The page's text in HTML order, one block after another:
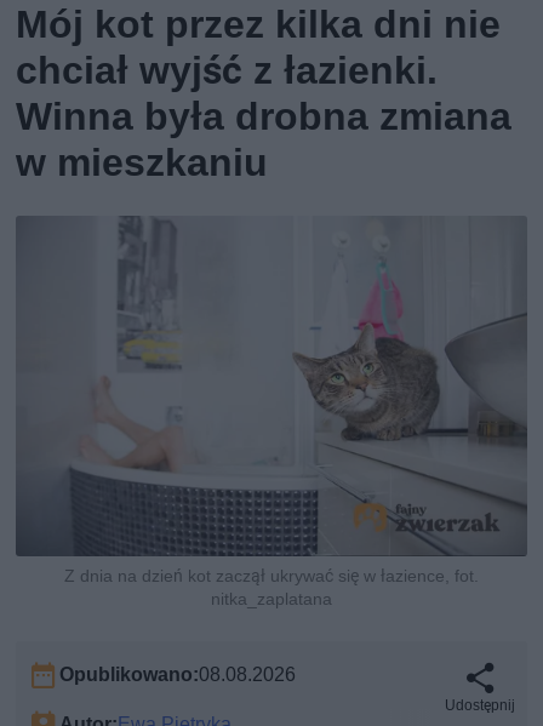
Mój kot przez kilka dni nie
chciał wyjść z łazienki.
Winna była drobna zmiana
w mieszkaniu
Z dnia na dzień kot zaczął ukrywać się w łazience, fot.
nitka_zaplatana
Opublikowano:08.08.2026
Udostępnij